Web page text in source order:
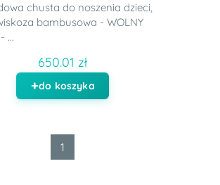
chusta do noszenia dzieci,
bambusowa - WOLNY
...
650.01 zł
do koszyka
1